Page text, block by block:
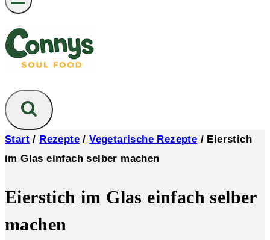
Start / Rezepte / Vegetarische Rezepte / Eierstich
im Glas einfach selber machen
Eierstich im Glas einfach selber
machen